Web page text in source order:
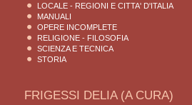
LOCALE - REGIONI E CITTA' D'ITALIA
MANUALI
OPERE INCOMPLETE
RELIGIONE - FILOSOFIA
SCIENZA E TECNICA
STORIA
FRIGESSI DELIA (A CURA)